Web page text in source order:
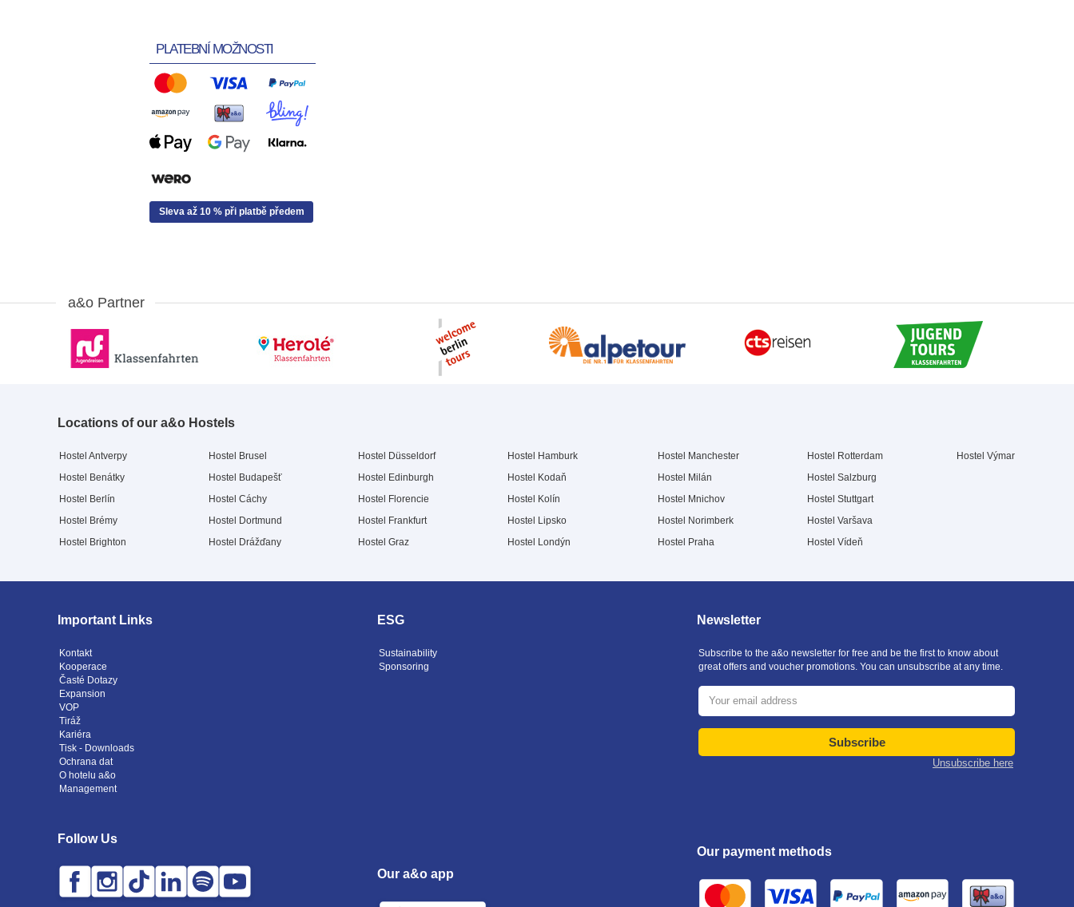
PLATEBNÍ MOŽNOSTI
Sleva až 10 % při platbě předem
a&o Partner
Locations of our a&o Hostels
Hostel Antverpy
Hostel Benátky
Hostel Berlín
Hostel Brémy
Hostel Brighton
Hostel Brusel
Hostel Budapešť
Hostel Cáchy
Hostel Dortmund
Hostel Drážďany
Hostel Düsseldorf
Hostel Edinburgh
Hostel Florencie
Hostel Frankfurt
Hostel Graz
Hostel Hamburk
Hostel Kodaň
Hostel Kolín
Hostel Lipsko
Hostel Londýn
Hostel Manchester
Hostel Milán
Hostel Mnichov
Hostel Norimberk
Hostel Praha
Hostel Rotterdam
Hostel Salzburg
Hostel Stuttgart
Hostel Varšava
Hostel Vídeň
Hostel Výmar
Important Links
Kontakt
Kooperace
Časté Dotazy
Expansion
VOP
Tiráž
Kariéra
Tisk - Downloads
Ochrana dat
O hotelu a&o
Management
ESG
Sustainability
Sponsoring
Newsletter
Subscribe to the a&o newsletter for free and be the first to know about
great offers and voucher promotions. You can unsubscribe at any time.
Subscribe
Unsubscribe here
Follow Us
Our a&o app
Our payment methods